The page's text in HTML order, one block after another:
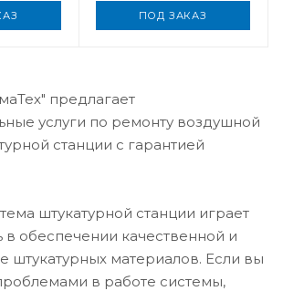
ПОД ЗАКАЗ
предлагает
услуги по ремонту воздушной
станции с гарантией
штукатурной станции играет
обеспечении качественной и
штукатурных материалов. Если вы
в работе системы,